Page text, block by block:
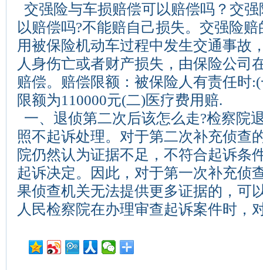
交强险与车损赔偿可以赔偿吗？交
以赔偿吗?不能赔自己损失。交强险
用被保险机动车过程中发生交通事故
人身伤亡或者财产损失，由保险公司
赔偿。赔偿限额：被保险人有责任时
限额为110000元(二)医疗费用赔.
一、退侦第二次后该怎么走?检察院
照不起诉处理。对于第二次补充侦查
院仍然认为证据不足，不符合起诉条
起诉决定。因此，对于第一次补充侦
果侦查机关无法提供更多证据的，可
人民检察院在办理审查起诉案件时，